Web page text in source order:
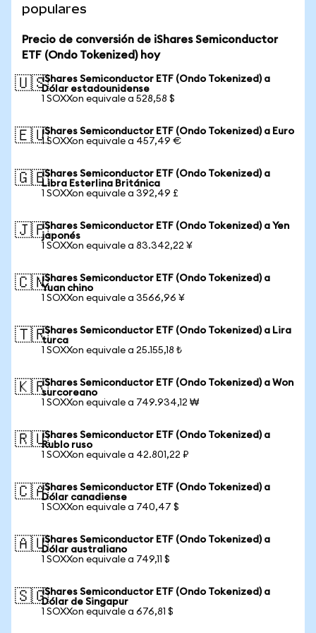
populares
Precio de conversión de iShares Semiconductor
ETF (Ondo Tokenized) hoy
🇺🇸iShares Semiconductor ETF (Ondo Tokenized) a
Dólar estadounidense
1 SOXXon equivale a 528,58 $
🇪🇺iShares Semiconductor ETF (Ondo Tokenized) a Euro
1 SOXXon equivale a 457,49 €
🇬🇧iShares Semiconductor ETF (Ondo Tokenized) a
Libra Esterlina Británica
1 SOXXon equivale a 392,49 £
🇯🇵iShares Semiconductor ETF (Ondo Tokenized) a Yen
japonés
1 SOXXon equivale a 83.342,22 ¥
🇨🇳iShares Semiconductor ETF (Ondo Tokenized) a
Yuan chino
1 SOXXon equivale a 3566,96 ¥
🇹🇷iShares Semiconductor ETF (Ondo Tokenized) a Lira
turca
1 SOXXon equivale a 25.155,18 ₺
🇰🇷iShares Semiconductor ETF (Ondo Tokenized) a Won
surcoreano
1 SOXXon equivale a 749.934,12 ₩
🇷🇺iShares Semiconductor ETF (Ondo Tokenized) a
Rublo ruso
1 SOXXon equivale a 42.801,22 ₽
🇨🇦iShares Semiconductor ETF (Ondo Tokenized) a
Dólar canadiense
1 SOXXon equivale a 740,47 $
🇦🇺iShares Semiconductor ETF (Ondo Tokenized) a
Dólar australiano
1 SOXXon equivale a 749,11 $
🇸🇬iShares Semiconductor ETF (Ondo Tokenized) a
Dólar de Singapur
1 SOXXon equivale a 676,81 $